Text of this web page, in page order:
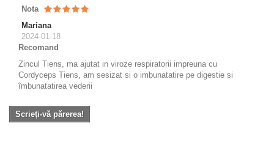
Nota
Mariana
2024-01-18
Recomand
Zincul Tiens, ma ajutat in viroze respiratorii impreuna cu
Cordyceps Tiens, am sesizat si o imbunatatire pe digestie si
îmbunatatirea vederii
Scrieți-vă părerea!